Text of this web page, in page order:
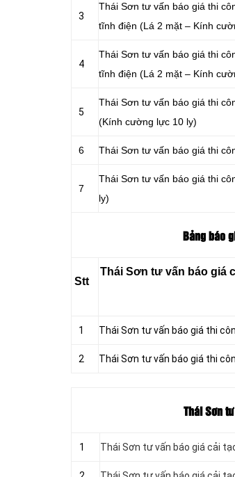
3
Thái Sơn tư vấn báo giá thi
tĩnh điện (Lá 2 mặt – Kính
4
Thái Sơn tư vấn báo giá thi
tĩnh điện (Lá 2 mặt – Kính
5
Thái Sơn tư vấn báo giá thi
(Kính cường lực 10 ly)
6 Thái Sơn tư vấn báo giá thi
7
Thái Sơn tư vấn báo giá thi
ly)
Bảng báo
Stt
Thái Sơn tư vấn báo giá
1 Thái Sơn tư vấn báo giá thi
2 Thái Sơn tư vấn báo giá thi
Thái Sơn
1 Thái Sơn tư vấn báo giá cải